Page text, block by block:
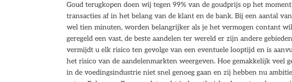
Goud terugkopen doen wij tegen 99% van de goudprijs op het
transacties af in het belang van de klant en de bank. Bij een aantal
wel tien minuten, worden belangrijker als je het vermogen contant
geregeld een vast, de beste aandelen ter wereld er zijn andere
vermijdt u elk risico ten gevolge van een eventuele looptijd en is
het risico van de aandelenmarkten weergeven. Hoe gemakkelijk veel
in de voedingsindustrie niet snel genoeg gaan en zij hebben nu